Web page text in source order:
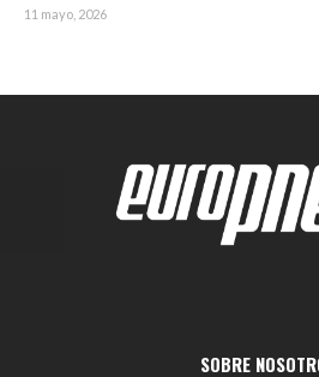
11 mayo, 2026
SOBRE